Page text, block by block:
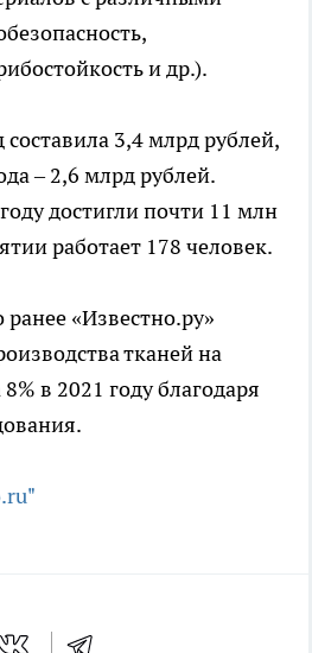
и др.).
3,4 млрд рублей,
– 2,6 млрд рублей.
достигли почти 11 млн
работает 178 человек.
«Известно.ру»
тканей на
в 2021 году благодаря